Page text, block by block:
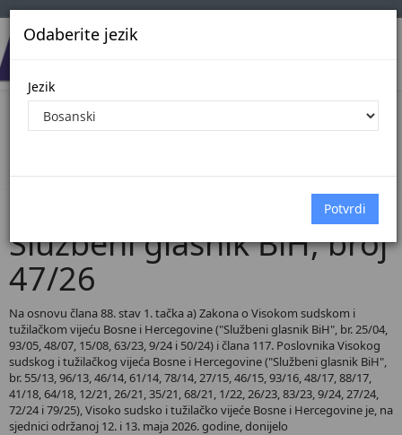
Odaberite jezik
Jezik
Pregled Dokumenata| Broj 47/26
Službeni glasnik BiH, broj
47/26
Na osnovu člana 88. stav 1. tačka a) Zakona o Visokom sudskom i
tužilačkom vijeću Bosne i Hercegovine ("Službeni glasnik BiH", br. 25/04,
93/05, 48/07, 15/08, 63/23, 9/24 i 50/24) i člana 117. Poslovnika Visokog
sudskog i tužilačkog vijeća Bosne i Hercegovine ("Službeni glasnik BiH",
br. 55/13, 96/13, 46/14, 61/14, 78/14, 27/15, 46/15, 93/16, 48/17, 88/17,
41/18, 64/18, 12/21, 26/21, 35/21, 68/21, 1/22, 26/23, 83/23, 9/24, 27/24,
72/24 i 79/25), Visoko sudsko i tužilačko vijeće Bosne i Hercegovine je, na
sjednici održanoj 12. i 13. maja 2026. godine, donijelo